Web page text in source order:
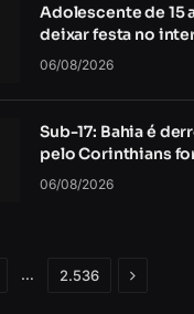
Adolescente de 15
deixar festa no
06/08/2026
Sub-17: Bahia é
pelo Corinthians
06/08/2026
… 2.536 Próximo